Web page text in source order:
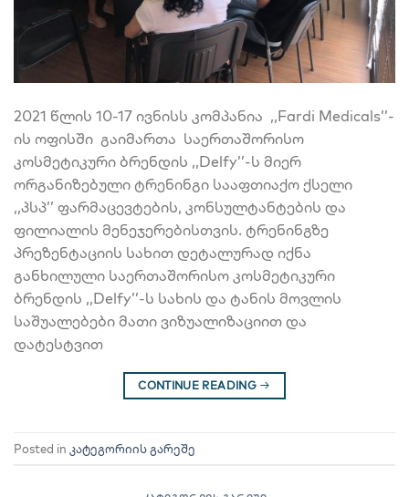
2021 წლის 10-17 ივნისს კომპანია ,,Fardi Medicals’’-
ის ოფისში გაიმართა საერთაშორისო
კოსმეტიკური ბრენდის ,,Delfy’’-ს მიერ
ორგანიზებული ტრენინგი სააფთიაქო ქსელი
,,პსპ’’ ფარმაცევტების, კონსულტანტების და
ფილიალის მენეჯერებისთვის. ტრენინგზე
პრეზენტაციის სახით დეტალურად იქნა
განხილული საერთაშორისო კოსმეტიკური
ბრენდის ,,Delfy’’-ს სახის და ტანის მოვლის
საშუალებები მათი ვიზუალიზაციით და
დატესტვით
CONTINUE READING →
Posted in კატეგორიის გარეშე